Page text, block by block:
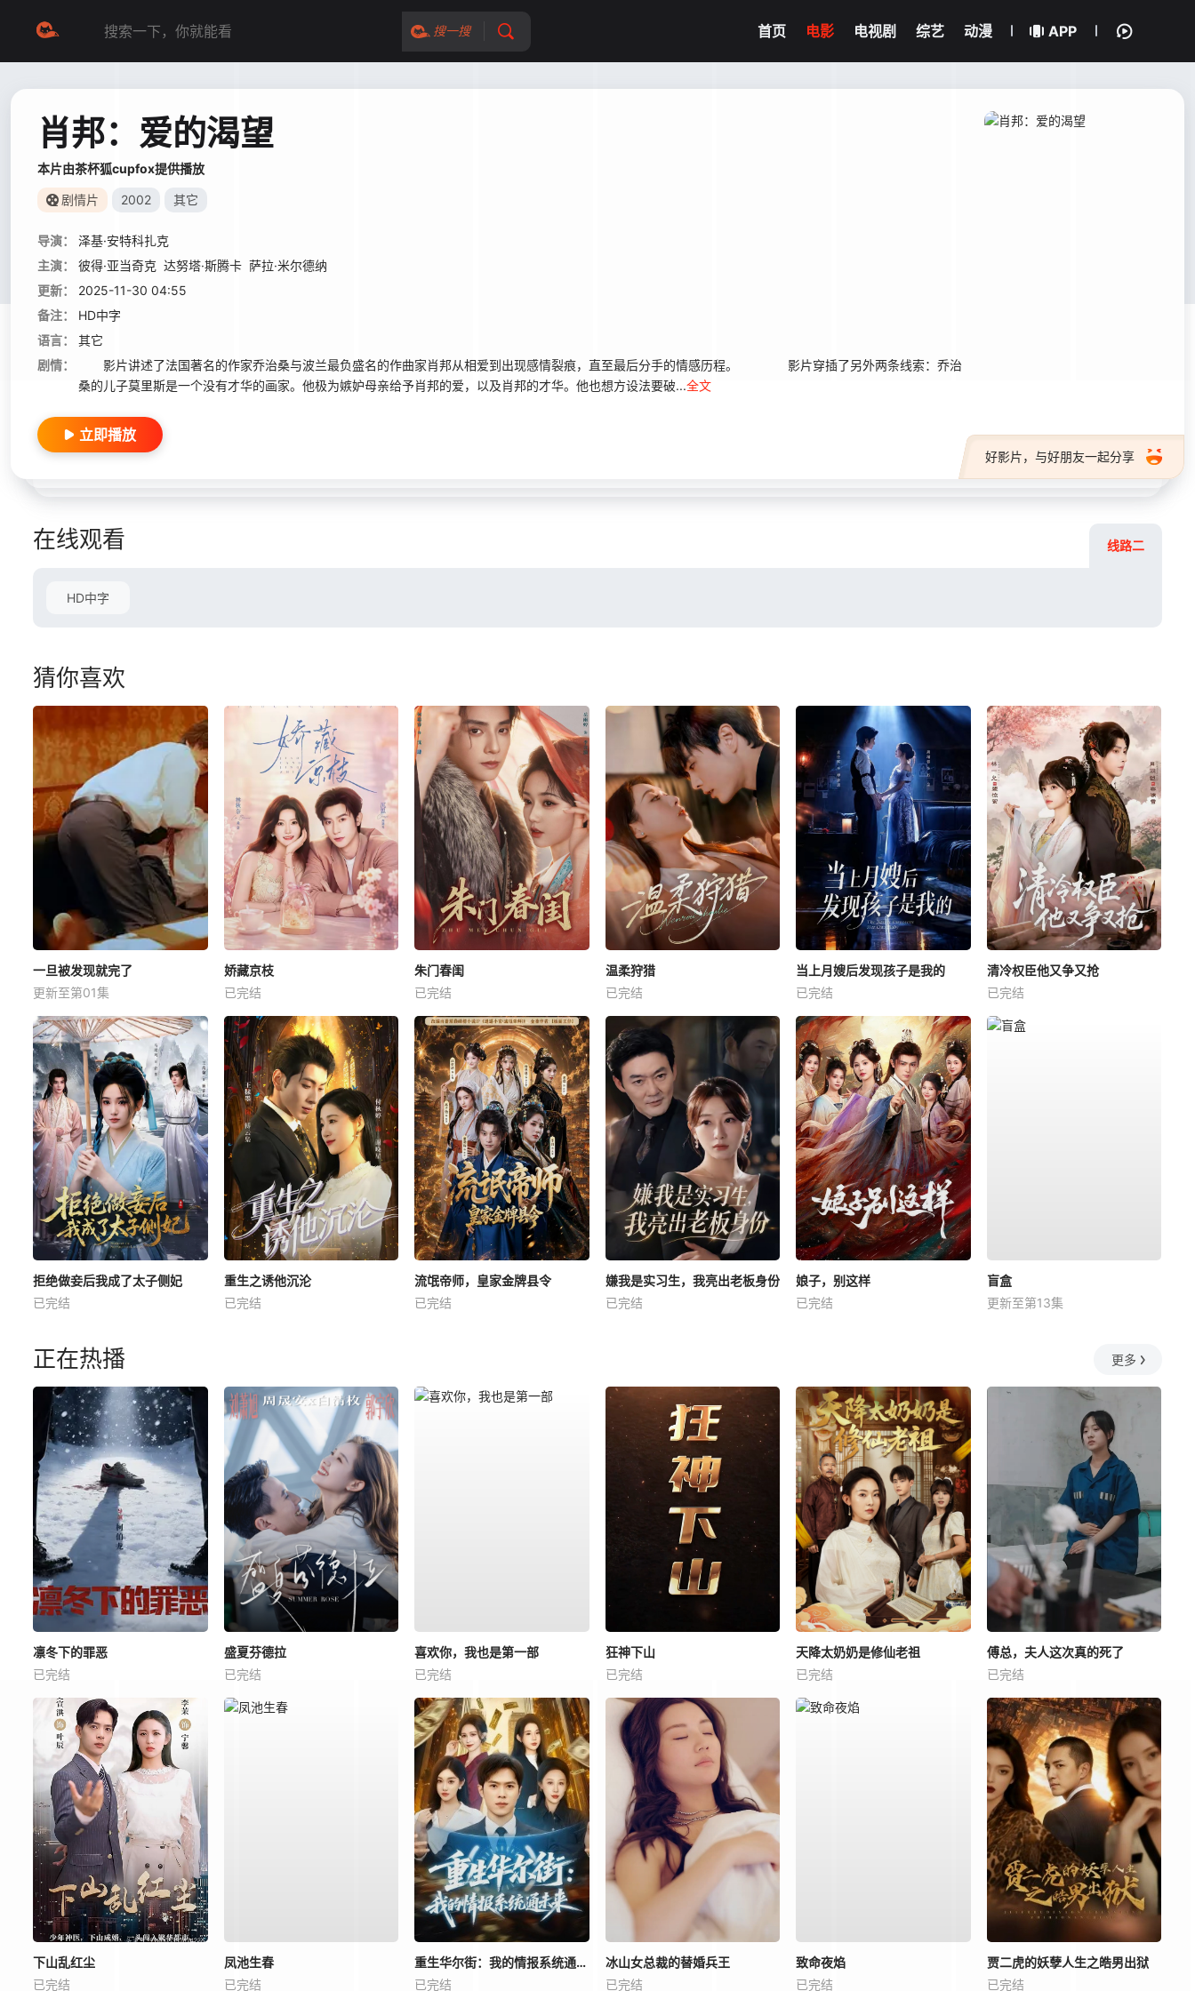
搜一搜 首页 电影 电视剧 综艺 动漫 APP
肖邦：爱的渴望
本片由茶杯狐cupfox提供播放
剧情片 2002 其它
导演：
泽基·安特科扎克
主演：
彼得·亚当奇克 达努塔·斯腾卡 萨拉·米尔德纳
更新：
2025-11-30 04:55
备注：
HD中字
语言：
其它
剧情：
影片讲述了法国著名的作家乔治桑与波兰最负盛名的作曲家肖邦从相爱到出现感情裂痕，直至最后分手的情感历程。 影片穿插了另外两条线索：乔治
桑的儿子莫里斯是一个没有才华的画家。他极为嫉妒母亲给予肖邦的爱，以及肖邦的才华。他也想方设法要破...全文
好影片，与好朋友一起分享
立即播放
在线观看 线路二
HD中字
猜你喜欢
一旦被发现就完了
更新至第01集
娇藏京枝
已完结
朱门春闺
已完结
温柔狩猎
已完结
当上月嫂后发现孩子是我的
已完结
清冷权臣他又争又抢
已完结
拒绝做妾后我成了太子侧妃
已完结
重生之诱他沉沦
已完结
流氓帝师，皇家金牌县令
已完结
嫌我是实习生，我亮出老板身份
已完结
娘子，别这样
已完结
盲盒
更新至第13集
正在热播 更多
凛冬下的罪恶
已完结
盛夏芬德拉
已完结
喜欢你，我也是第一部
已完结
狂神下山
已完结
天降太奶奶是修仙老祖
已完结
傅总，夫人这次真的死了
已完结
下山乱红尘
已完结
凤池生春
已完结
重生华尔街：我的情报系统通未来
已完结
冰山女总裁的替婚兵王
已完结
致命夜焰
已完结
贾二虎的妖孽人生之皓男出狱
已完结